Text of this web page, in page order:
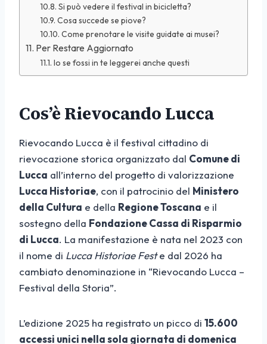
Si può vedere il festival in bicicletta?
Cosa succede se piove?
Come prenotare le visite guidate ai musei?
Per Restare Aggiornato
Io se fossi in te leggerei anche questi
Cos’è Rievocando Lucca
Rievocando Lucca è il festival cittadino di
rievocazione storica organizzato dal Comune di
Lucca all’interno del progetto di valorizzazione
Lucca Historiae, con il patrocinio del Ministero
della Cultura e della Regione Toscana e il
sostegno della Fondazione Cassa di Risparmio
di Lucca. La manifestazione è nata nel 2023 con
il nome di Lucca Historiae Feste dal 2026 ha
cambiato denominazione in “Rievocando Lucca –
Festival della Storia”.
L’edizione 2025 ha registrato un picco di 15.600
accessi unici nella sola giornata di domenica